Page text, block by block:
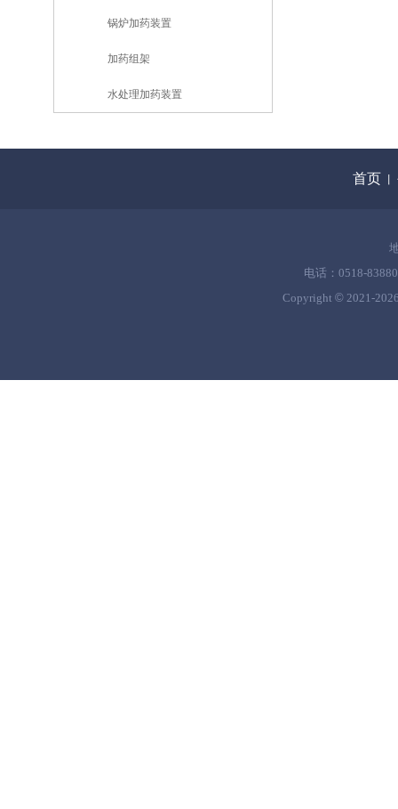
锅炉加药装置
加药组架
水处理加药装置
首页
电话：0518-
Copyright © 2021-